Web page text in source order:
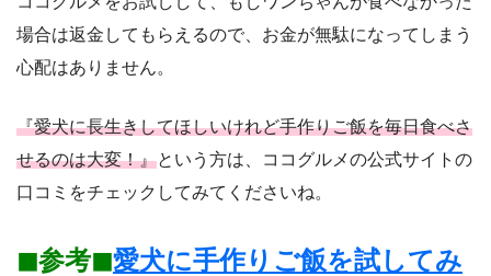
場合は返金してもらえるので、お金が無駄になってしまう
心配はありません。
『愛犬に長生きしてほしいけれど手作りご飯を毎日食べさ
せるのは大変！』という方は、ココグルメの公式サイトの
口コミをチェックしてみてくださいね。
◼︎参考◼︎愛犬に手作りご飯を試してみ